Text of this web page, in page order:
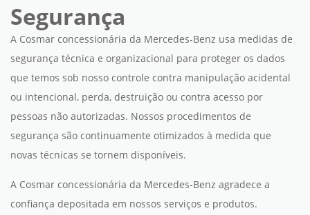
Segurança
A Cosmar concessionária da Mercedes-Benz usa medidas de
segurança técnica e organizacional para proteger os dados
que temos sob nosso controle contra manipulação acidental
ou intencional, perda, destruição ou contra acesso por
pessoas não autorizadas. Nossos procedimentos de
segurança são continuamente otimizados à medida que
novas técnicas se tornem disponíveis.
A Cosmar concessionária da Mercedes-Benz agradece a
confiança depositada em nossos serviços e produtos.